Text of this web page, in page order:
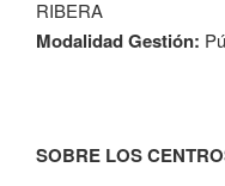
RIBERA
Modalidad Gestión:
SOBRE LOS